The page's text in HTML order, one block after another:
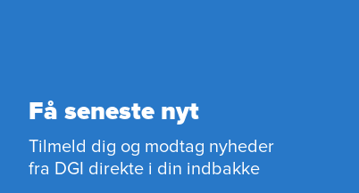
Få seneste nyt
Tilmeld dig og modtag nyheder
fra DGI direkte i din indbakke